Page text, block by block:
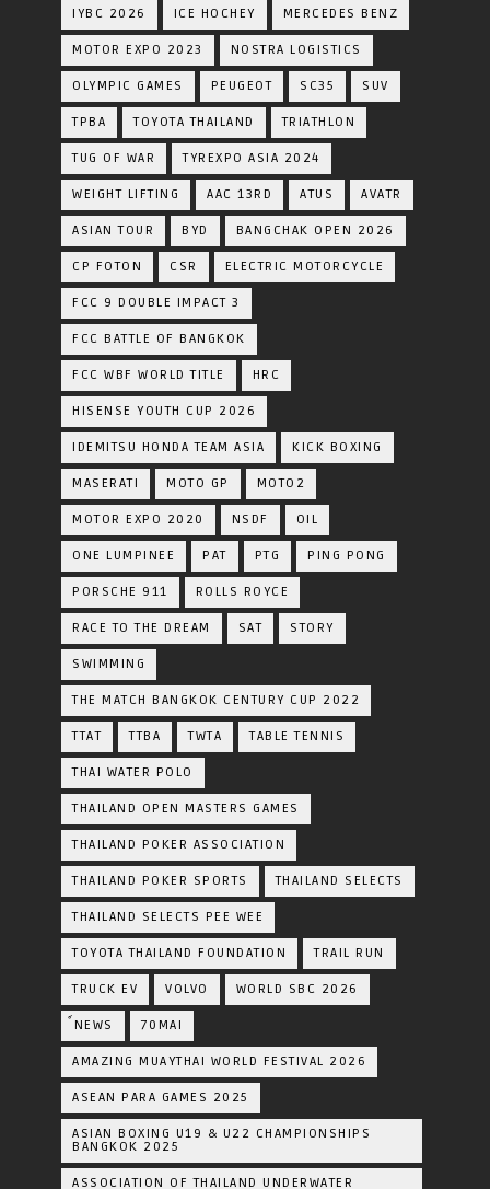
IYBC 2026 ICE HOCHEY MERCEDES BENZ
MOTOR EXPO 2023 NOSTRA LOGISTICS
OLYMPIC GAMES PEUGEOT SC35 SUV
TPBA TOYOTA​ THAILAND​ TRIATHLON
TUG OF WAR TYREXPO ASIA 2024
WEIGHT LIFTING AAC 13RD ATUS AVATR
ASIAN TOUR BYD BANGCHAK OPEN 2026
CP FOTON CSR ELECTRIC MOTORCYCLE
FCC 9 DOUBLE IMPACT 3
FCC BATTLE OF BANGKOK
FCC WBF WORLD TITLE HRC
HISENSE YOUTH CUP 2026
IDEMITSU HONDA TEAM ASIA KICK BOXING
MASERATI MOTO GP MOTO2
MOTOR EXPO 2020 NSDF OIL
ONE LUMPINEE PAT PTG PING PONG
PORSCHE 911 ROLLS ROYCE
RACE TO THE DREAM SAT STORY
SWIMMING
THE MATCH BANGKOK CENTURY CUP 2022
TTAT TTBA TWTA TABLE TENNIS
THAI WATER POLO
THAILAND OPEN MASTERS GAMES
THAILAND POKER ASSOCIATION
THAILAND POKER SPORTS THAILAND SELECTS
THAILAND SELECTS PEE WEE
TOYOTA​ THAILAND​ FOUNDATION TRAIL RUN
TRUCK EV VOLVO WORLD SBC 2026
์NEWS 70MAI
AMAZING MUAYTHAI WORLD FESTIVAL 2026
ASEAN PARA GAMES 2025
ASIAN BOXING U19 & U22 CHAMPIONSHIPS
BANGKOK 2025
ASSOCIATION OF THAILAND UNDERWATER